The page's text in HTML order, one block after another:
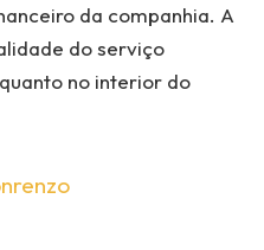
da companhia. A
do serviço
no interior do